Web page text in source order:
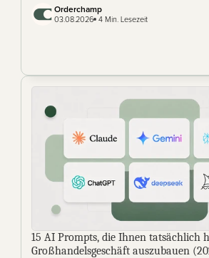
Orderchamp
03.08.2026 4 Min. Lesezeit
15 AI Prompts, die Ihnen tatsächlich
Großhandelsgeschäft auszubauen